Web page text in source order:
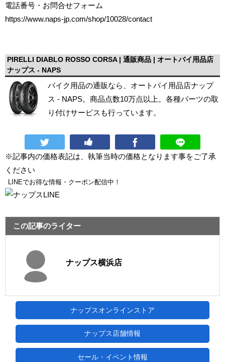
電話番号・お問合せフォーム
https://www.naps-jp.com/shop/10028/contact
PIRELLI DIABLO ROSSO CORSA | 通販商品 | オートバイ用品店
ナップス - NAPS
バイク用品の通販なら、オートバイ用品店ナップ
ス - NAPS。商品点数10万点以上。各種パーツの取
り付けサービスも行っています。
※記事内の価格表記は、執筆当時の価格となります事をご了承
ください
LINEでお得な情報・クーポン配信中！
この記事のライター
ナップス横浜店
ナップスオンラインストア
ナップス店舗情報
セール・イベント情報